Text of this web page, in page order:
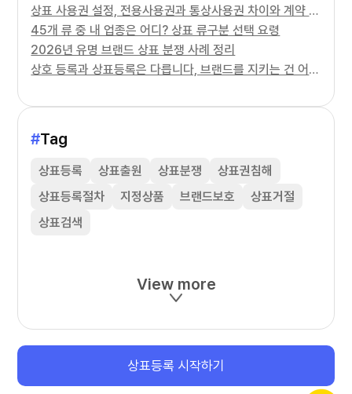
상표 사용권 설정, 전용사용권과 통상사용권 차이와 계약 주의사항
45개 류 중 내 업종은 어디? 상표 류구분 선택 요령
2026년 유명 브랜드 상표 분쟁 사례 정리
상호 등록과 상표등록은 다릅니다, 브랜드를 지키는 건 어느 쪽일까
#Tag
상표등록 상표출원 상표분쟁
상표권침해
상표등록절차
지정상품 브랜드보호
상표거절
상표검색
View more
상표등록 시작하기